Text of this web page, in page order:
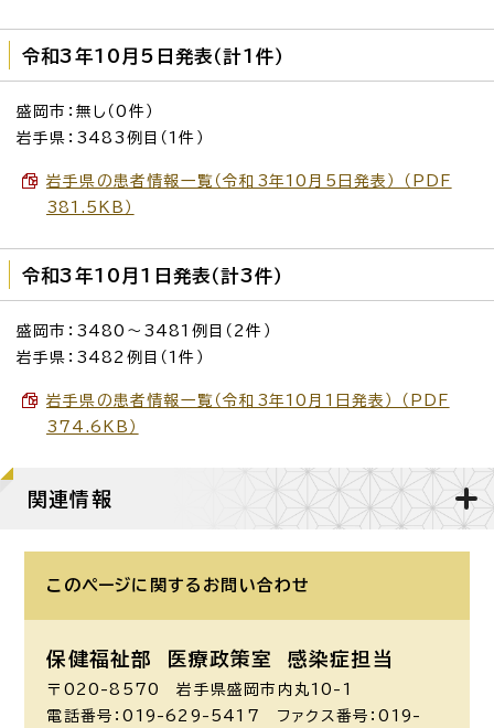
令和3年10月5日発表（計1件）
盛岡市：無し（0件）
岩手県：3483例目（1件）
岩手県の患者情報一覧（令和3年10月5日発表） （PDF
381.5KB）
令和3年10月1日発表（計3件）
盛岡市：3480～3481例目（2件）
岩手県：3482例目（1件）
岩手県の患者情報一覧（令和3年10月1日発表） （PDF
374.6KB）
関連情報
このページに関する お問い合わせ
保健福祉部 医療政策室 感染症担当
〒020-8570 岩手県盛岡市内丸10-1
電話番号：019-629-5417 ファクス番号：019-